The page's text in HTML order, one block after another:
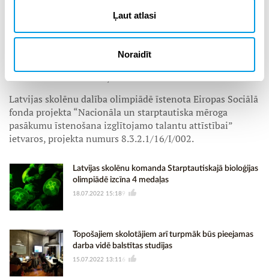
Ļaut atlasi
Noraidīt
komanda 5 vidusskolēnu sastāvā, bet dalība olimpiādē
norisinās individuāli. Starptautisko fizikas olimpiādi katru
gadu organizē cita valsts.
nospraust augstus mērķus un uz tiem tiekties arī nākotnē!
Latvijas skolēnu dalība olimpiādē īstenota Eiropas Sociālā
fonda projekta “Nacionāla un starptautiska mēroga
pasākumu īstenošana izglītojamo talantu attīstībai”
ietvaros, projekta numurs 8.3.2.1/16/I/002.
Latvijas skolēnu komanda Starptautiskajā bioloģijas
olimpiādē izcīna 4 medaļas
18.07.2022 15:18 9
Topošajiem skolotājiem arī turpmāk būs pieejamas
darba vidē balstītas studijas
15.07.2022 13:11 6